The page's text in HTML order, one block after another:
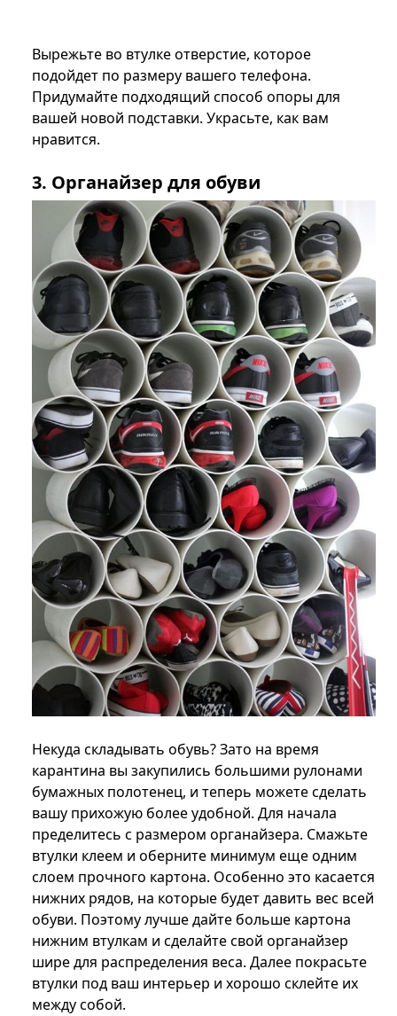
Вырежьте во втулке отверстие, которое
подойдет по размеру вашего телефона.
Придумайте подходящий способ опоры для
вашей новой подставки. Украсьте, как вам
нравится.
3. Органайзер для обуви
Некуда складывать обувь? Зато на время
карантина вы закупились большими рулонами
бумажных полотенец, и теперь можете сделать
вашу прихожую более удобной. Для начала
пределитесь с размером органайзера. Смажьте
втулки клеем и оберните минимум еще одним
слоем прочного картона. Особенно это касается
нижних рядов, на которые будет давить вес всей
обуви. Поэтому лучше дайте больше картона
нижним втулкам и сделайте свой органайзер
шире для распределения веса. Далее покрасьте
втулки под ваш интерьер и хорошо склейте их
между собой.